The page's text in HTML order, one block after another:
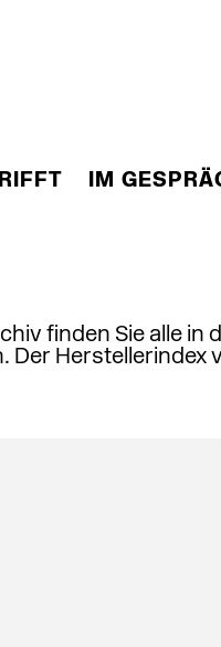
IM
finden Sie alle in
Herstellerindex